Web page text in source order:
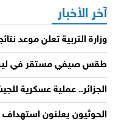
آخر الأخبار
وزارة التربية تعلن موعد نتائج
طقس صيفي مستقر في ليبيا..
الجزائر.. عملية عسكرية
الحوثيون يعلنون استهداف